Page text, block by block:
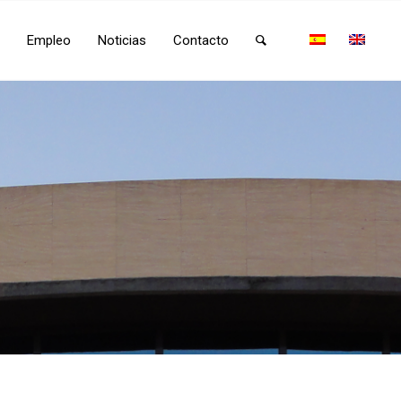
Empleo Noticias Contacto